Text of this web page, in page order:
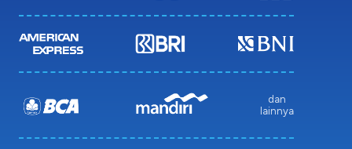
dan
lainnya